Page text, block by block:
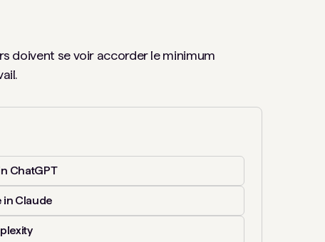
doivent se voir accorder le minimum
ChatGPT
in Claude